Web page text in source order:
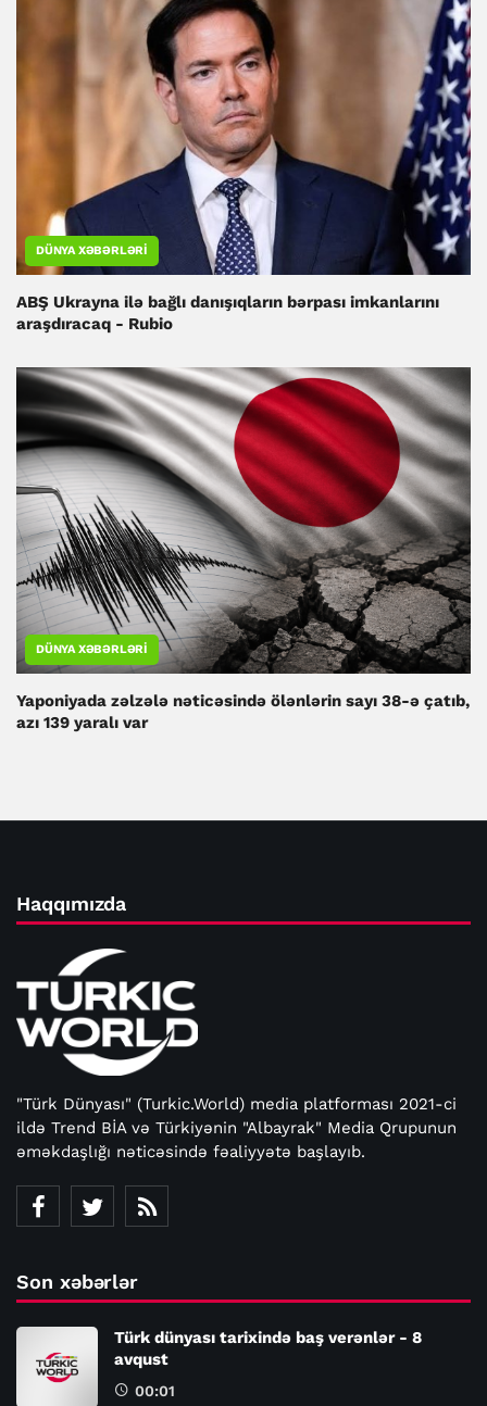
DÜNYA XƏBƏRLƏRI
ABŞ Ukrayna ilə bağlı danışıqların bərpası imkanlarını
araşdıracaq - Rubio
DÜNYA XƏBƏRLƏRI
Yaponiyada zəlzələ nəticəsində ölənlərin sayı 38-ə çatıb,
azı 139 yaralı var
Haqqımızda
"Türk Dünyası" (Turkic.World) media platforması 2021-ci
ildə Trend BİA və Türkiyənin "Albayrak" Media Qrupunun
əməkdaşlığı nəticəsində fəaliyyətə başlayıb.
Son xəbərlər
Türk dünyası tarixində baş verənlər - 8
avqust
00:01